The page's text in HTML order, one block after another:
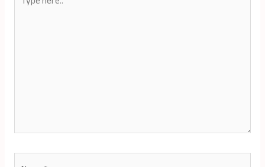
here..